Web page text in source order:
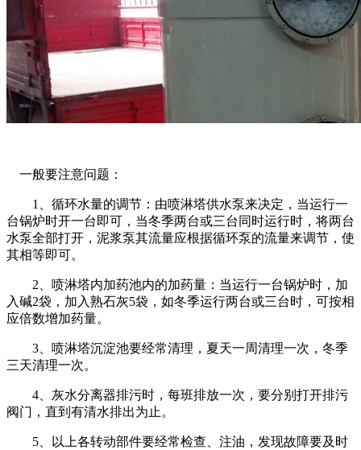
一般要注意问题：
1、循环水量的调节：由喷淋塔供水泵来决定，当运行一
台锅炉时开一台即可，当冬季两台或三台同时运行时，将两台
水泵全部打开，泥浆泵其流量应根据循环泵的流量来调节，使
其相等即可。
2、喷淋塔内加药池内的加药量：当运行一台锅炉时，加
入碱2袋，加入熟石灰5袋，如冬季运行两台或三台时，可按相
应倍数增加药量。
3、喷淋塔沉淀池要经常清理，夏天一周清理一次，冬季
三天清理一次。
4、灰水分离器排污时，每班排放一次，要分别打开排污
阀门，直到有清水排出为止。
5、以上各转动部件要经常检查、注油，发现故障要及时